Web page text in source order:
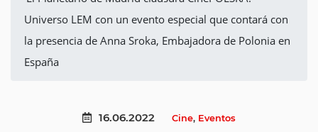
Universo LEM con un evento especial que contará con
la presencia de Anna Sroka, Embajadora de Polonia en
España
16.06.2022 Cine, Eventos